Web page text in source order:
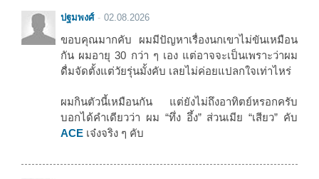
ปฐมพงศ์ 02.08.2026
ขอบคุณมากคับ ผมมีปัญหาเรื่องนกเขาไม่ขันเหมือน
กัน ผมอายุ 30 กว่า ๆ เอง แต่อาจจะเป็นเพราะว่าผม
ดื่มจัดตั้งแต่วัยรุ่นมั้งคับ เลยไม่ค่อยแปลกใจเท่าไหร่
ผมกินตัวนี้เหมือนกัน แต่ยังไม่ถึงอาทิตย์หรอกครับ
บอกได้คำเดียวว่า ผม “ทึ่ง อึ้ง” ส่วนเมีย “เสียว” คับ
ACE เจ๋งจริง ๆ คับ